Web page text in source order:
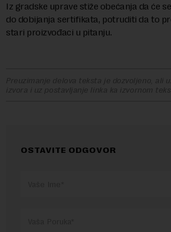
Iz gradske uprave stiže obećanja da će
do dobijanja sertifikata, potruditi da to
stari proizvođaci u pitanju.
Preuzimanje delova teksta je dozvoljeno, ali
izvora i uz postavljanje linka ka izvornom
OSTAVITE ODGOVOR